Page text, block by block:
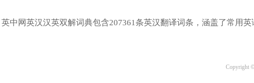
英中网英汉汉英双解词典包含207361条英汉翻译词条，涵盖了常用
Copyright